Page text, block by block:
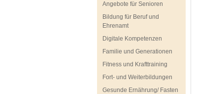
Angebote für Senioren
Bildung für Beruf und
Ehrenamt
Digitale Kompetenzen
Familie und Generationen
Fitness und Krafttraining
Fort- und Weiterbildungen
Gesunde Ernährung/ Fasten